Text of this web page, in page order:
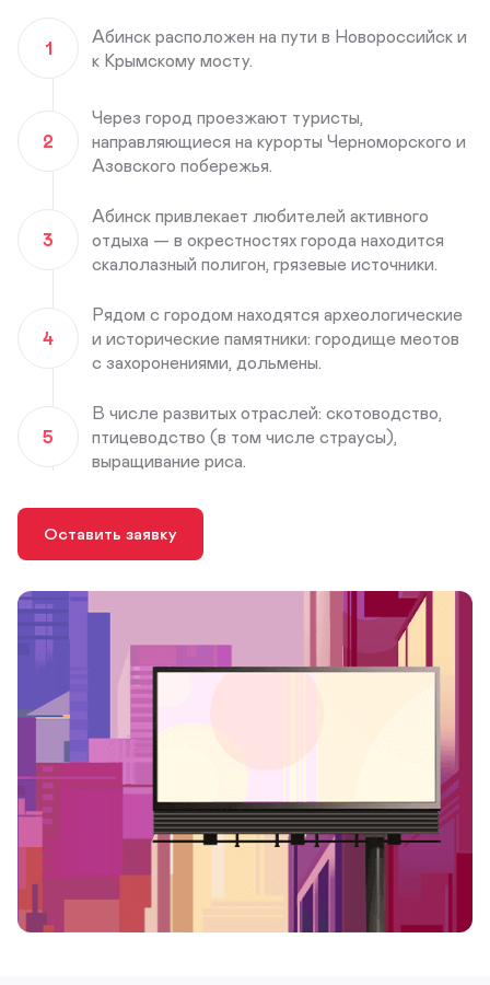
1
Абинск расположен на пути в Новороссийск и
к Крымскому мосту.
2
Через город проезжают туристы,
направляющиеся на курорты Черноморского и
Азовского побережья.
3
Абинск привлекает любителей активного
отдыха — в окрестностях города находится
скалолазный полигон, грязевые источники.
4
Рядом с городом находятся археологические
и исторические памятники: городище меотов
с захоронениями, дольмены.
5
В числе развитых отраслей: скотоводство,
птицеводство (в том числе страусы),
выращивание риса.
Оставить заявку